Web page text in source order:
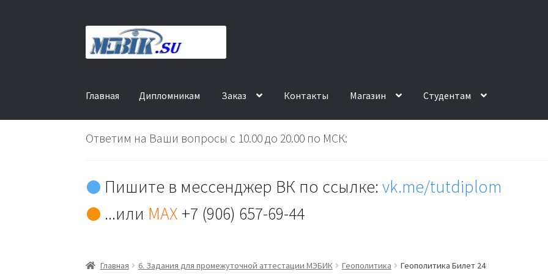
Перейти
навигации
Перейти
содержимому
Главная Дипломникам Заказ Контакты Магазин Студентам
Ответим на Ваши вопросы с 10.00 до 20.00 по МСК:
Пишите в мессенджер ВК по ссылке:vk.me/tutdiplom
...или MAX +7 (906) 657-69-44
Главная 6. Задания для промежуточной аттестации МЭБИК Геополитика Геополитика Билет 24